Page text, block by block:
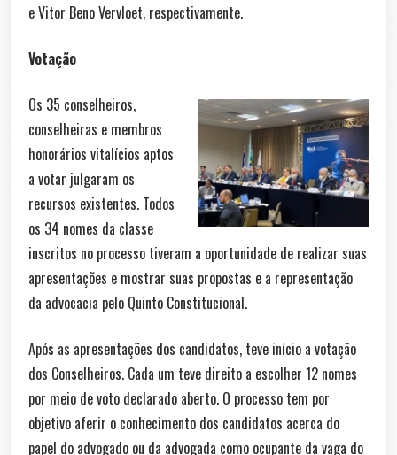
e Vitor Beno Vervloet, respectivamente.
Votação
Os 35 conselheiros,
conselheiras e membros
honorários vitalícios aptos
a votar julgaram os
recursos existentes. Todos
os 34 nomes da classe
inscritos no processo tiveram a oportunidade de realizar suas
apresentações e mostrar suas propostas e a representação
da advocacia pelo Quinto Constitucional.
Após as apresentações dos candidatos, teve início a votação
dos Conselheiros. Cada um teve direito a escolher 12 nomes
por meio de voto declarado aberto. O processo tem por
objetivo aferir o conhecimento dos candidatos acerca do
papel do advogado ou da advogada como ocupante da vaga do